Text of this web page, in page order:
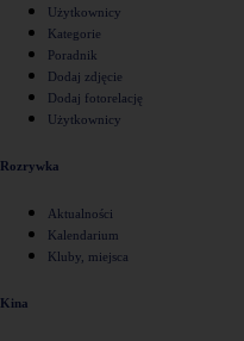
Użytkownicy
Kategorie
Poradnik
Dodaj zdjęcie
Dodaj fotorelację
Użytkownicy
Rozrywka
Aktualności
Kalendarium
Kluby, miejsca
Kina